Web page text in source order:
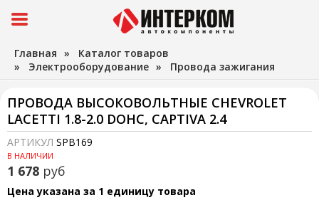
Главная » Каталог товаров
» Электрооборудование » Провода зажигания
ПРОВОДА ВЫСОКОВОЛЬТНЫЕ CHEVROLET
LACETTI 1.8-2.0 DOHC, CAPTIVA 2.4
АРТИКУЛ SPB169
В НАЛИЧИИ
1 678 руб
Цена указана за 1 единицу товара